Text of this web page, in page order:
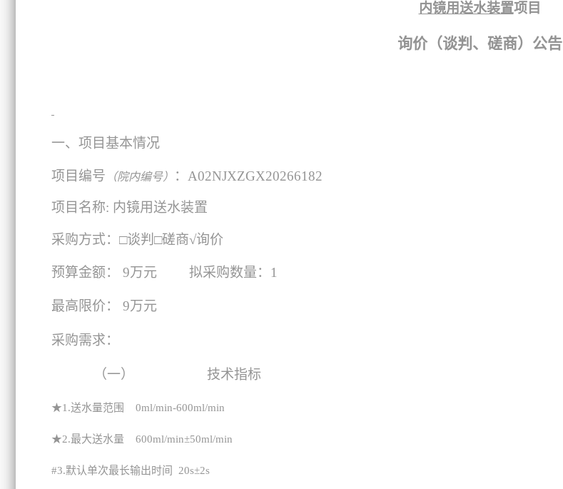
内镜用送水装置项目
询价（谈判、磋商）公告
一、项目基本情况
项目编号 （院内编号） ：A02NJXZGX20266182
项目名称: 内镜用送水装置
采购方式：□谈判□磋商√询价
预算金额： 9万元 拟采购数量：1
最高限价： 9万元
采购需求：
（一） 技术指标
★1.送水量范围 0ml/min-600ml/min
★2.最大送水量 600ml/min±50ml/min
#3.默认单次最长输出时间 20s±2s